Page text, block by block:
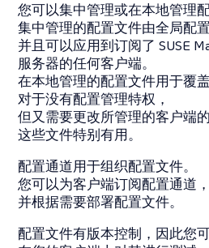
您可以集中管理或在本地管理配
集中管理的配置文件由全局配
并且可以应用到订阅了 SUSE
服务器的任何客户端。
在本地管理的配置文件用于覆
对于没有配置管理特权，
但又需要更改所管理的客户端的
这些文件特别有用。
配置通道用于组织配置文件。
您可以为客户端订阅配置通道，
并根据需要部署配置文件。
配置文件有版本控制，因此您